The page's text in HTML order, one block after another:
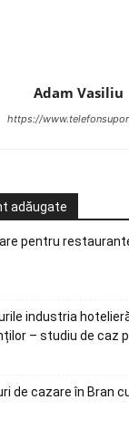
Adam Vasiliu
https://
adăugate
pentru
industria
– studiu de caz
de cazare în Bran